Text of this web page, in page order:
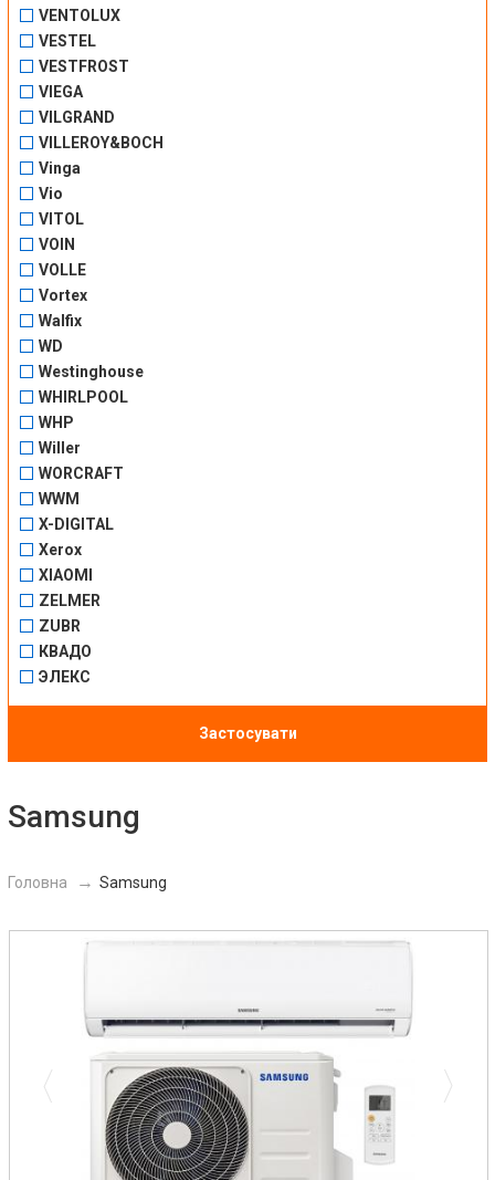
Samsung
Головна Samsung
Previous
VENTOLUX
VESTEL
VESTFROST
VIEGA
VILGRAND
VILLEROY&BOCH
Vinga
Vio
VITOL
VOIN
VOLLE
Vortex
Walfix
WD
Westinghouse
WHIRLPOOL
WHP
Willer
WORCRAFT
WWM
X-DIGITAL
Xerox
XIAOMI
ZELMER
ZUBR
КВАДО
ЭЛЕКС
Застосувати